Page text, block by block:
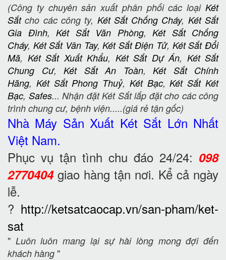
(Công ty chuyên sản xuất phân phối các loại Két
Sắtcho các công ty, Két Sắt Chống Cháy, Két Sắt
Gia Đình, Két Sắt Văn Phòng, Két Sắt Chống
Cháy, Két Sắt Vân Tay,Két Sắt Điện Tử, Két Sắt Đổi
Mã, Két Sắt Xuất Khẩu, Két Sắt Dự Án, Két Sắt
Chung Cư, Két Sắt An Toàn, Két Sắt Chính
Hãng, Két Sắt Phong Thuỷ, Két Bạc,Két Sắt Két
Bạc, Safes... Nhận đặt Két Sắt lắp đặt cho các công
trình chung cư, bệnh viện.....(giá rẻ tận gốc)
Nhà Máy Sản Xuất Két Sắt Lớn Nhất
Việt Nam.
Phục vụ tận tình chu đáo 24/24: 098
2770404giao hàng tận nơi. Kể cả ngày
lễ.
? http://ketsatcaocap.vn/san-pham/ket-
sat
" Luôn luôn mang lại sự hài lòng mong đợi đến
khách hàng "